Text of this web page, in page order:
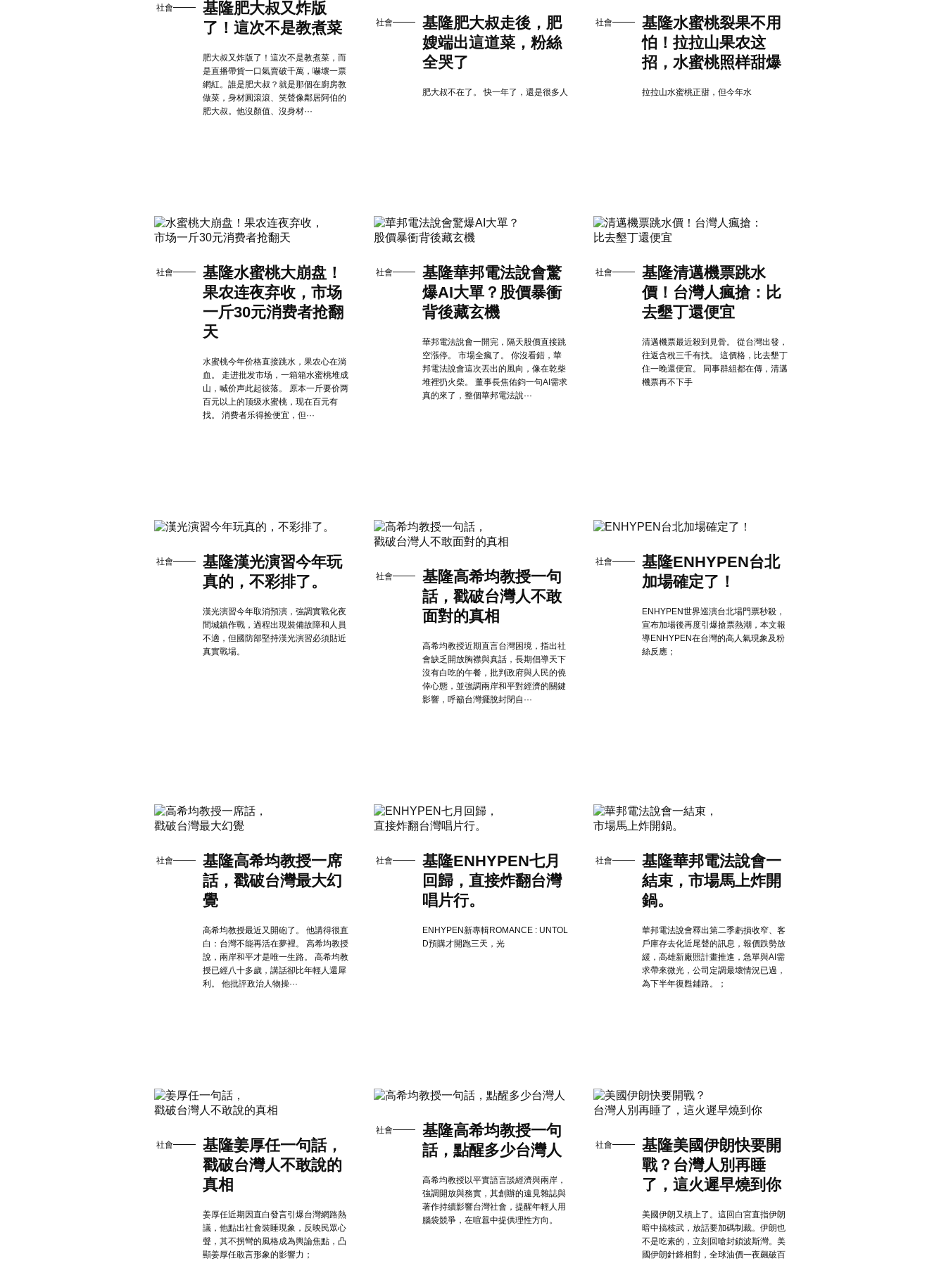
社會
基隆肥大叔又炸版
了！這次不是教煮菜
肥大叔又炸版了！這次不是教煮菜，而
是直播帶貨一口氣賣破千萬，嚇壞一票
網紅。誰是肥大叔？就是那個在廚房教
做菜，身材圓滾滾、笑聲像鄰居阿伯的
肥大叔。他沒顏值、沒身材···
社會
基隆肥大叔走後，肥
嫂端出這道菜，粉絲
全哭了
肥大叔不在了。 快一年了，還是很多人
社會
基隆水蜜桃裂果不用
怕！拉拉山果农这
招，水蜜桃照样甜爆
拉拉山水蜜桃正甜，但今年水
社會
基隆水蜜桃大崩盘！
果农连夜弃收，市场
一斤30元消费者抢翻
天
水蜜桃今年价格直接跳水，果农心在淌
血。 走进批发市场，一箱箱水蜜桃堆成
山，喊价声此起彼落。 原本一斤要价两
百元以上的顶级水蜜桃，现在百元有
找。 消费者乐得捡便宜，但···
社會
基隆華邦電法說會驚
爆AI大單？股價暴衝
背後藏玄機
華邦電法說會一開完，隔天股價直接跳
空漲停。 市場全瘋了。 你沒看錯，華
邦電法說會這次丟出的風向，像在乾柴
堆裡扔火柴。 董事長焦佑鈞一句AI需求
真的來了，整個華邦電法說···
社會
基隆清邁機票跳水
價！台灣人瘋搶：比
去墾丁還便宜
清邁機票最近殺到見骨。 從台灣出發，
往返含稅三千有找。 這價格，比去墾丁
住一晚還便宜。 同事群組都在傳，清邁
機票再不下手
社會
基隆漢光演習今年玩
真的，不彩排了。
漢光演習今年取消預演，強調實戰化夜
間城鎮作戰，過程出現裝備故障和人員
不適，但國防部堅持漢光演習必須貼近
真實戰場。
社會
基隆高希均教授一句
話，戳破台灣人不敢
面對的真相
高希均教授近期直言台灣困境，指出社
會缺乏開放胸襟與真話，長期倡導天下
沒有白吃的午餐，批判政府與人民的僥
倖心態，並強調兩岸和平對經濟的關鍵
影響，呼籲台灣擺脫封閉自···
社會
基隆ENHYPEN台北
加場確定了！
ENHYPEN世界巡演台北場門票秒殺，
宣布加場後再度引爆搶票熱潮，本文報
導ENHYPEN在台灣的高人氣現象及粉
絲反應；
社會
基隆高希均教授一席
話，戳破台灣最大幻
覺
高希均教授最近又開砲了。 他講得很直
白：台灣不能再活在夢裡。 高希均教授
說，兩岸和平才是唯一生路。 高希均教
授已經八十多歲，講話卻比年輕人還犀
利。 他批評政治人物操···
社會
基隆ENHYPEN七月
回歸，直接炸翻台灣
唱片行。
ENHYPEN新專輯ROMANCE : UNTOL
D預購才開跑三天，光
社會
基隆華邦電法說會一
結束，市場馬上炸開
鍋。
華邦電法說會釋出第二季虧損收窄、客
戶庫存去化近尾聲的訊息，報價跌勢放
緩，高雄新廠照計畫推進，急單與AI需
求帶來微光，公司定調最壞情況已過，
為下半年復甦鋪路。；
社會
基隆姜厚任一句話，
戳破台灣人不敢說的
真相
姜厚任近期因直白發言引爆台灣網路熱
議，他點出社會裝睡現象，反映民眾心
聲，其不拐彎的風格成為輿論焦點，凸
顯姜厚任敢言形象的影響力；
社會
基隆高希均教授一句
話，點醒多少台灣人
高希均教授以平實語言談經濟與兩岸，
強調開放與務實，其創辦的遠見雜誌與
著作持續影響台灣社會，提醒年輕人用
腦袋競爭，在喧囂中提供理性方向。
社會
基隆美國伊朗快要開
戰？台灣人別再睡
了，這火遲早燒到你
美國伊朗又槓上了。這回白宮直指伊朗
暗中搞核武，放話要加碼制裁。伊朗也
不是吃素的，立刻回嗆封鎖波斯灣。美
國伊朗針鋒相對，全球油價一夜飆破百